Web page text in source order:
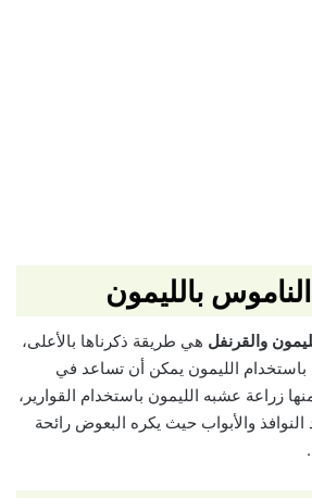
بالليمون
والقرنفل هي طريقة ذكرناها بالأعلى،
الليمون يمكن أن تساعد في
زراعة عشبه الليمون باستخدام القوارير،
النوافذ والأبواب حيث يكره البعوض رائحة